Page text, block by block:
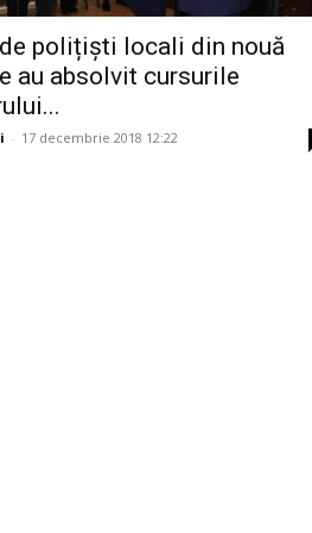
polițiști locali din nouă
au absolvit cursurile
- 17 decembrie 2018 12:22